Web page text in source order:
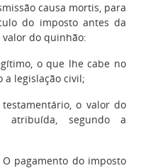
causa mortis, para
do imposto antes da
do quinhão:
o que lhe cabe no
a legislação civil;
o valor do
atribuída, segundo a
do imposto